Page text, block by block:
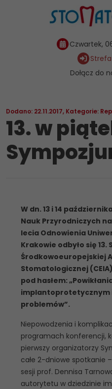
Czwartek,
Dołącz do
Dodano: 22.11.2017, Kategorie:
13. w
W dn. 13 i 14
Nauk Przyrodniczych
lecia Odnowienia
Krakowie odbyło się 13.
Środkowoeuropejskiej
Stomatologicznej
pod hasłem:
implantoprotetycznym
problemów”.
Niepowodzenia i
programach konferencji,
pierwszy organizatorzy
całe 2-dniowe spotkanie
sesji prof. Dennisa
autorytetu w dziedzinie